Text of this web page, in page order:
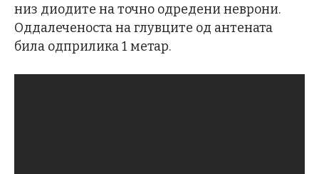
низ диодите на точно одредени неврони.
Оддалеченоста на глувците од антената
била одприлика 1 метар.